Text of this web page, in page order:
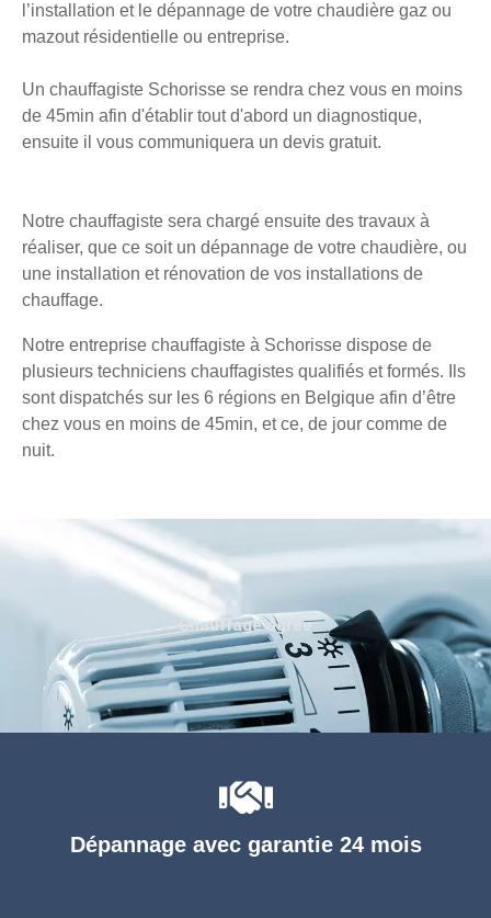
l’installation et le dépannage de votre chaudière gaz ou
mazout résidentielle ou entreprise.
Un chauffagiste Schorisse se rendra chez vous en moins
de 45min afin d'établir tout d'abord un diagnostique,
ensuite il vous communiquera un devis gratuit.
Notre chauffagiste sera chargé ensuite des travaux à
réaliser, que ce soit un dépannage de votre chaudière, ou
une installation et rénovation de vos installations de
chauffage.
Notre entreprise chauffagiste à Schorisse dispose de
plusieurs techniciens chauffagistes qualifiés et formés. Ils
sont dispatchés sur les 6 régions en Belgique afin d’être
chez vous en moins de 45min, et ce, de jour comme de
nuit.
Dépannage avec garantie 24 mois
Chauffage agréé